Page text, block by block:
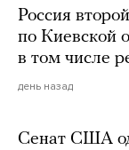
Россия
по Киевской
в том числе
день назад
Сенат США